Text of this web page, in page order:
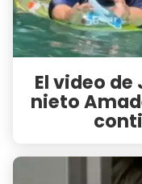
El video
nieto